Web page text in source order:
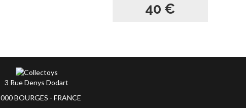
40 €
3 Rue Denys Dodart
BOURGES - FRANCE